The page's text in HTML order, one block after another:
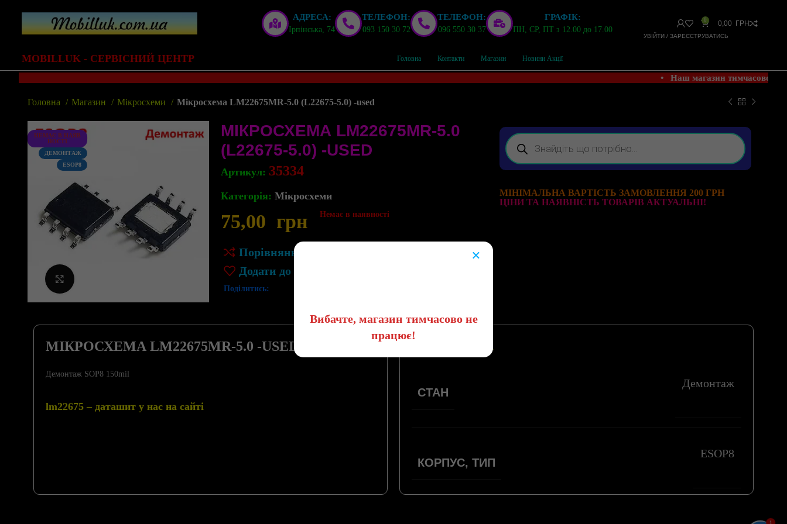
АДРЕСА:
Ірпінська, 74
ТЕЛЕФОН:
093 150 30 72
ТЕЛЕФОН:
096 550 30 37
ГРАФІК:
ПН, СР, ПТ з 12.00 до 17.00
УВІЙТИ / ЗАРЕЄСТРУВАТИСЬ
0 0,00 ГРН
MOBILLUK - СЕРВІСНИЙ ЦЕНТР Головна Контакти Магазин Новини Акції
• Наш магазин тимчасово
Головна Магазин Мікросхеми Мікросхема LM22675MR-5.0 (L22675-5.0) -used
НЕМАЄ В НАЯВ
НОСТІ
ДЕМОНТАЖ
ESOP8
МІКРОСХЕМА LM22675MR-5.0
(L22675-5.0) -USED
Артикул: 35334
Категорія: Мікросхеми
75,00 грн Немає в наявності
Порівняння
Додати до списку бажань
Поділитись:
МІНІМАЛЬНА ВАРТІСТЬ ЗАМОВЛЕННЯ 200 ГРН
ЦІНИ ТА НАЯВНІСТЬ ТОВАРІВ АКТУАЛЬНІ!
МІКРОСХЕМА LM22675MR-5.0 -USED
Демонтаж SOP8 150mil
lm22675 – даташит у нас на сайті
ПАРАМЕТРИ
СТАН
Демонтаж
КОРПУС, ТИП
ESOP8
×
Вибачте, магазин тимчасово не
працює!
1